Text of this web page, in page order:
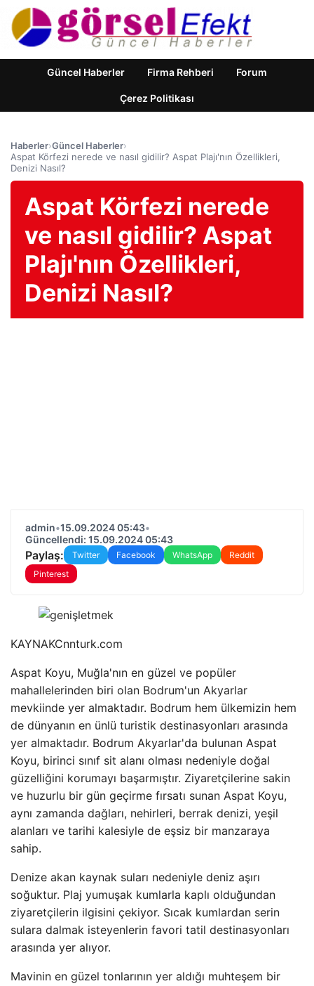
Güncel Haberler Firma Rehberi Forum
Çerez Politikası
Haberler›Güncel Haberler›
Aspat Körfezi nerede ve nasıl gidilir? Aspat Plajı'nın Özellikleri,
Denizi Nasıl?
Aspat Körfezi nerede
ve nasıl gidilir? Aspat
Plajı'nın Özellikleri,
Denizi Nasıl?
admin•15.09.2024 05:43•
Güncellendi: 15.09.2024 05:43
Paylaş: Twitter Facebook WhatsApp
Reddit
Pinterest
KAYNAKCnnturk.com
Aspat Koyu, Muğla'nın en güzel ve popüler
mahallelerinden biri olan Bodrum'un Akyarlar
mevkiinde yer almaktadır. Bodrum hem ülkemizin hem
de dünyanın en ünlü turistik destinasyonları arasında
yer almaktadır. Bodrum Akyarlar'da bulunan Aspat
Koyu, birinci sınıf sit alanı olması nedeniyle doğal
güzelliğini korumayı başarmıştır. Ziyaretçilerine sakin
ve huzurlu bir gün geçirme fırsatı sunan Aspat Koyu,
aynı zamanda dağları, nehirleri, berrak denizi, yeşil
alanları ve tarihi kalesiyle de eşsiz bir manzaraya
sahip.
Denize akan kaynak suları nedeniyle deniz aşırı
soğuktur. Plaj yumuşak kumlarla kaplı olduğundan
ziyaretçilerin ilgisini çekiyor. Sıcak kumlardan serin
sulara dalmak isteyenlerin favori tatil destinasyonları
arasında yer alıyor.
Mavinin en güzel tonlarının yer aldığı muhteşem bir